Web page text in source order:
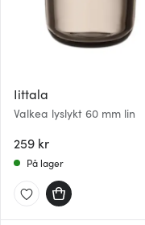
Iittala
Valkea lyslykt 60 mm lin
259 kr
På lager